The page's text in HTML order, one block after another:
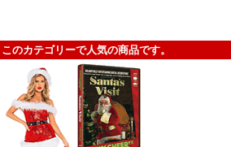
このカテゴリーで人気の商品です。